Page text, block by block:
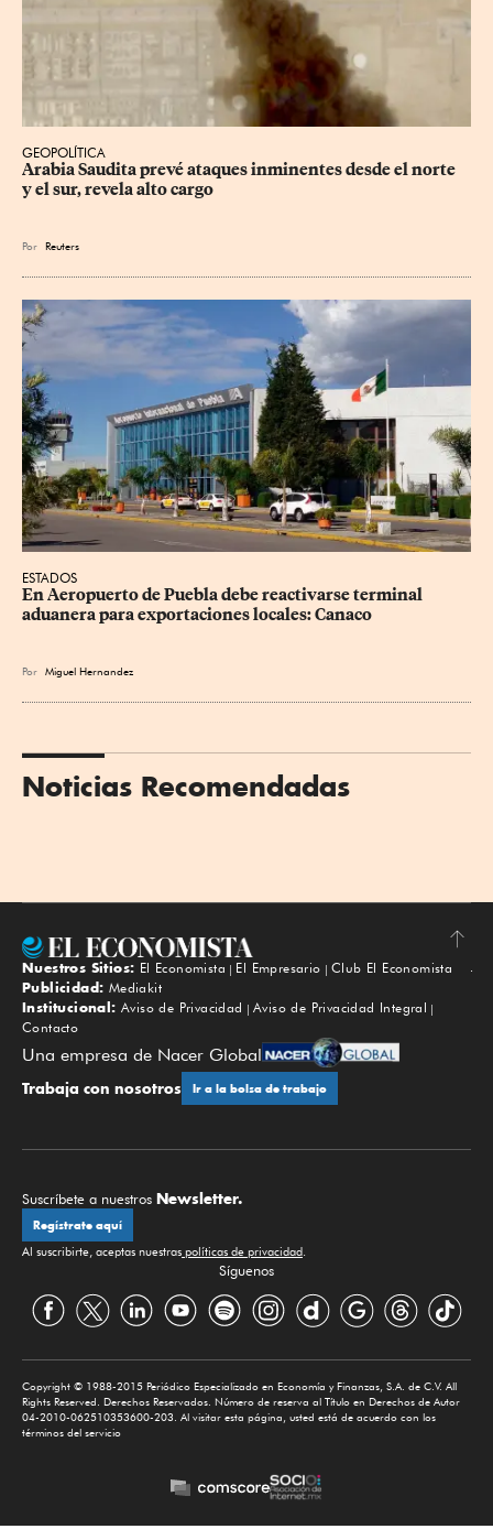
GEOPOLÍTICA
Arabia Saudita prevé ataques inminentes desde el norte
y el sur, revela alto cargo
Por Reuters
ESTADOS
En Aeropuerto de Puebla debe reactivarse terminal
aduanera para exportaciones locales: Canaco
Por Miguel Hernandez
Noticias Recomendadas
Subir
Nuestros Sitios: El Economista El Empresario
Club El Economista
Publicidad: Mediakit
Institucional: Aviso de Privacidad
Aviso de Privacidad Integral
Contacto
Una empresa de Nacer Global
Trabaja con nosotros Ir a la bolsa de trabajo
Suscríbete a nuestros Newsletter.
Regístrate aquí
Al suscribirte, aceptas nuestras políticas de privacidad.
Síguenos
Copyright © 1988-2015 Periódico Especializado en Economía y Finanzas, S.A. de C.V. All
Rights Reserved. Derechos Reservados. Número de reserva al Título en Derechos de Autor
04-2010-062510353600-203. Al visitar esta página, usted está de acuerdo con los
términos del servicio